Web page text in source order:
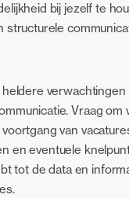
bij jezelf te
structurele
verwachtingen
Vraag om
van
en eventuele
tot de data en